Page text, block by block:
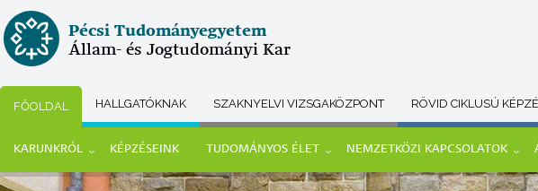
Ugrás
a
tartalomra
Pécsi Tudományegyetem
Állam- és Jogtudományi Kar
Submenu
selector
FŐOLDAL HALLGATÓKNAK SZAKNYELVI VIZSGAKÖZPONT RÖVID CIKLUSÚ
Main
KARUNKRÓL KÉPZÉSEINK TUDOMÁNYOS ÉLET NEMZETKÖZI KAPCSOLATOK